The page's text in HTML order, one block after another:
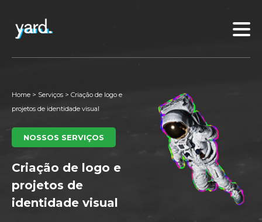
Home > Serviços > Criação de logo e
projetos de identidade visual
NOSSOS SERVIÇOS
Criação de logo e
projetos de
identidade visual